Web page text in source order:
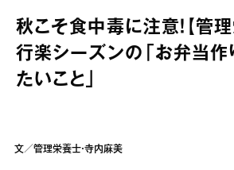
秋こそ食中毒に注意！【管
行楽シーズンの「お弁当作
たいこと」
文／管理栄養士・寺内麻美